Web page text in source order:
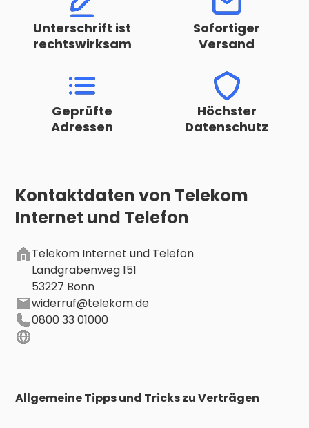
Unterschrift ist
rechtswirksam
Sofortiger
Versand
Geprüfte
Adressen
Höchster
Datenschutz
Kontaktdaten von Telekom
Internet und Telefon
Telekom Internet und Telefon
Landgrabenweg 151
53227 Bonn
widerruf@telekom.de
0800 33 01000
Allgemeine Tipps und Tricks zu Verträgen